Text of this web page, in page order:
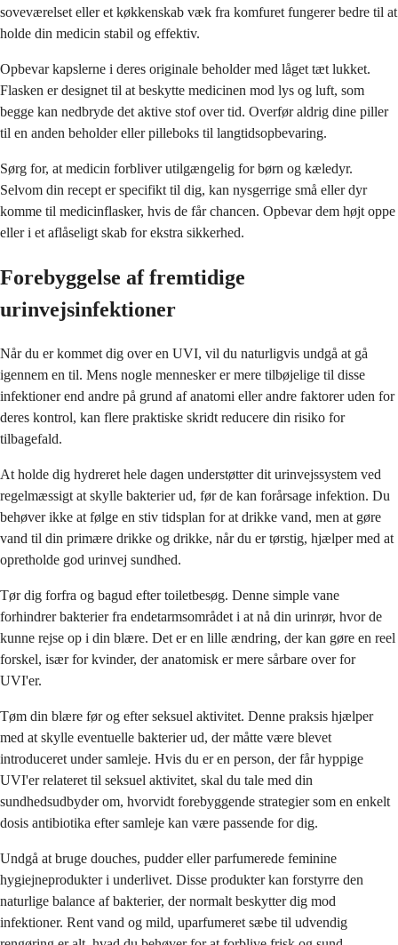
soveværelset eller et køkkenskab væk fra komfuret fungerer bedre til at
holde din medicin stabil og effektiv.
Opbevar kapslerne i deres originale beholder med låget tæt lukket.
Flasken er designet til at beskytte medicinen mod lys og luft, som
begge kan nedbryde det aktive stof over tid. Overfør aldrig dine piller
til en anden beholder eller pilleboks til langtidsopbevaring.
Sørg for, at medicin forbliver utilgængelig for børn og kæledyr.
Selvom din recept er specifikt til dig, kan nysgerrige små eller dyr
komme til medicinflasker, hvis de får chancen. Opbevar dem højt oppe
eller i et aflåseligt skab for ekstra sikkerhed.
Forebyggelse af fremtidige
urinvejsinfektioner
Når du er kommet dig over en UVI, vil du naturligvis undgå at gå
igennem en til. Mens nogle mennesker er mere tilbøjelige til disse
infektioner end andre på grund af anatomi eller andre faktorer uden for
deres kontrol, kan flere praktiske skridt reducere din risiko for
tilbagefald.
At holde dig hydreret hele dagen understøtter dit urinvejssystem ved
regelmæssigt at skylle bakterier ud, før de kan forårsage infektion. Du
behøver ikke at følge en stiv tidsplan for at drikke vand, men at gøre
vand til din primære drikke og drikke, når du er tørstig, hjælper med at
opretholde god urinvej sundhed.
Tør dig forfra og bagud efter toiletbesøg. Denne simple vane
forhindrer bakterier fra endetarmsområdet i at nå din urinrør, hvor de
kunne rejse op i din blære. Det er en lille ændring, der kan gøre en reel
forskel, især for kvinder, der anatomisk er mere sårbare over for
UVI'er.
Tøm din blære før og efter seksuel aktivitet. Denne praksis hjælper
med at skylle eventuelle bakterier ud, der måtte være blevet
introduceret under samleje. Hvis du er en person, der får hyppige
UVI'er relateret til seksuel aktivitet, skal du tale med din
sundhedsudbyder om, hvorvidt forebyggende strategier som en enkelt
dosis antibiotika efter samleje kan være passende for dig.
Undgå at bruge douches, pudder eller parfumerede feminine
hygiejneprodukter i underlivet. Disse produkter kan forstyrre den
naturlige balance af bakterier, der normalt beskytter dig mod
infektioner. Rent vand og mild, uparfumeret sæbe til udvendig